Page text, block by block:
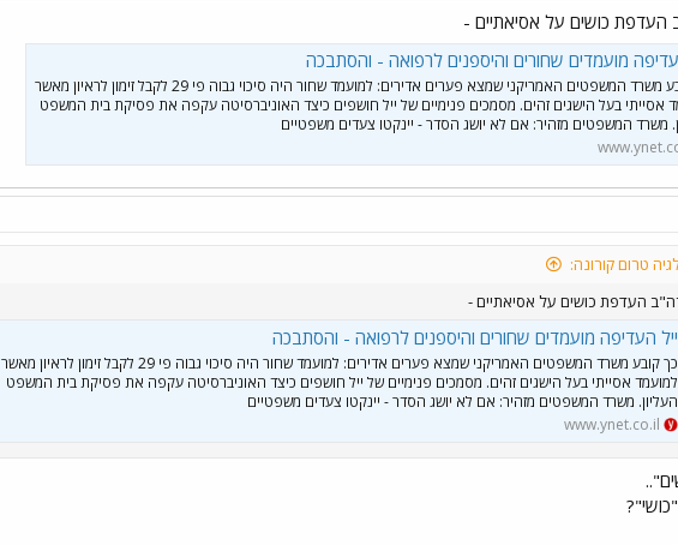
כושים על אסיאתיים -
מועמדים שחורים והיספנים לרפואה - והסתבכה
כך קובע משרד המשפטים האמריקני שמצא פערים אדירים: למועמד שחור היה סיכוי גבוה פי 29 לקבל זימון לראיון מאשר
אסייתי בעל הישגים זהים. מסמכים פנימיים של ייל חושפים כיצד האוניברסיטה עקפה את פסיקת בית המשפט
משרד המשפטים מזהיר: אם לא יושג הסדר - יינקטו צעדים משפטיים
טרום קורונה:
העדפת כושים על אסיאתיים -
ייל העדיפה מועמדים שחורים והיספנים לרפואה - והסתבכה
כך קובע משרד המשפטים האמריקני שמצא פערים אדירים: למועמד שחור היה סיכוי גבוה פי 29 לקבל זימון לראיון מאשר
למועמד אסייתי בעל הישגים זהים. מסמכים פנימיים של ייל חושפים כיצד האוניברסיטה עקפה את פסיקת בית המשפט
העליון. משרד המשפטים מזהיר: אם לא יושג הסדר - יינקטו צעדים משפטיים
www.ynet.co.il